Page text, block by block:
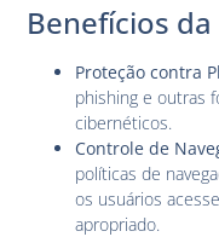
Benefícios
Proteção contra
phishing e outras
cibernéticos.
Controle de
políticas de
os usuários
apropriado.